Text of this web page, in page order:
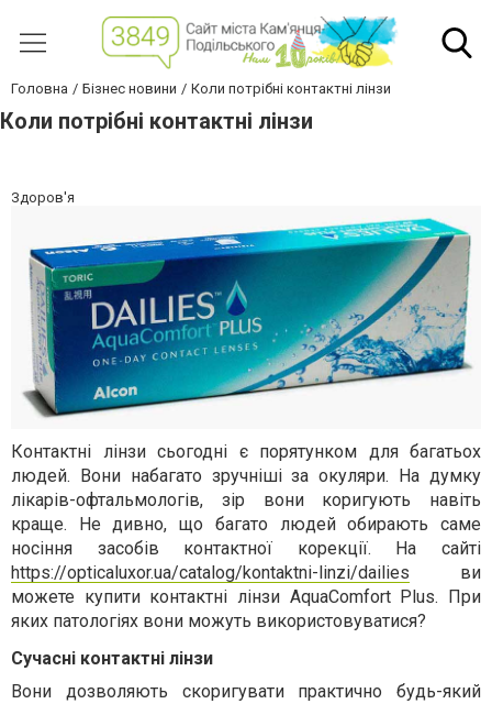
Головна Бізнес новини Коли потрібні контактні лінзи
Коли потрібні контактні лінзи
Здоров'я
Контактні лінзи сьогодні є порятунком для багатьох
людей. Вони набагато зручніші за окуляри. На думку
лікарів-офтальмологів, зір вони коригують навіть
краще. Не дивно, що багато людей обирають саме
носіння засобів контактної корекції. На сайті
https://opticaluxor.ua/catalog/kontaktni-linzi/dailies ви
можете купити контактні лінзи AquaComfort Plus. При
яких патологіях вони можуть використовуватися?
Сучасні контактні лінзи
Вони
дозволяють скоригувати практично будь-який